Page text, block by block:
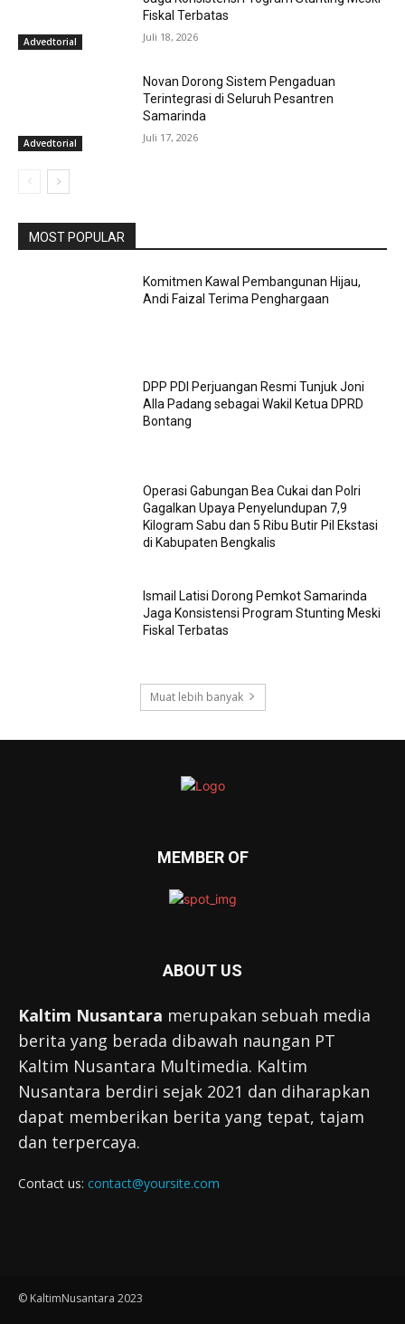
Advedtorial
Fiskal Terbatas
Juli 18, 2026
Advedtorial
Novan Dorong Sistem Pengaduan
Terintegrasi di Seluruh Pesantren
Samarinda
Juli 17, 2026
MOST POPULAR
Komitmen Kawal Pembangunan Hijau,
Andi Faizal Terima Penghargaan
DPP PDI Perjuangan Resmi Tunjuk Joni
Alla Padang sebagai Wakil Ketua DPRD
Bontang
Operasi Gabungan Bea Cukai dan Polri
Gagalkan Upaya Penyelundupan 7,9
Kilogram Sabu dan 5 Ribu Butir Pil Ekstasi
di Kabupaten Bengkalis
Ismail Latisi Dorong Pemkot Samarinda
Jaga Konsistensi Program Stunting Meski
Fiskal Terbatas
Muat lebih banyak
MEMBER OF
ABOUT US
Kaltim Nusantara merupakan sebuah media
berita yang berada dibawah naungan PT
Kaltim Nusantara Multimedia. Kaltim
Nusantara berdiri sejak 2021 dan diharapkan
dapat memberikan berita yang tepat, tajam
dan terpercaya.
Contact us: contact@yoursite.com
© KaltimNusantara 2023